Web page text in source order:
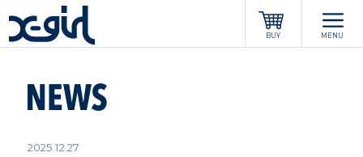
BUY MENU
2025.12.27